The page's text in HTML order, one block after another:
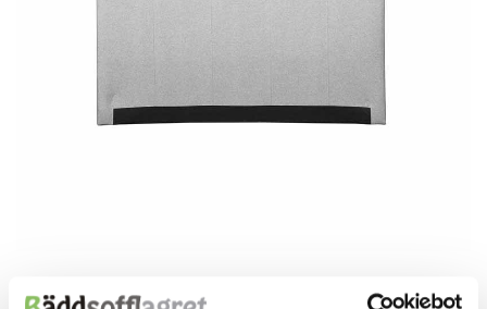
Both comments and trackbacks are currently closed.